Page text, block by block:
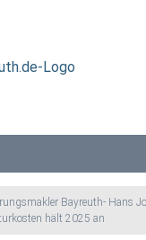
Bayreuth- Hans
hält 2025 an